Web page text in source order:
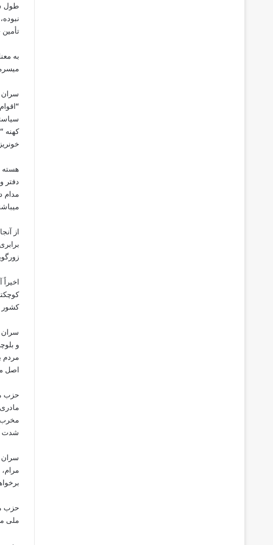
طول
به
سران
کهنه
هسته
دفتر
مدام
از
کشور
سران
و
مردم
اصل
حزب
مخرب
شدت
سران
حزب
ملی